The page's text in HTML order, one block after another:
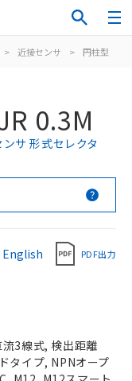
> 近接センサ > 円柱型
0.3M
サ 形式セレクタ
English PDF出力
3線式, 検出距離
タイプ, NPNオープ